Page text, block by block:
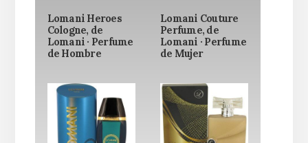
Lomani Heroes
Cologne, de
Lomani · Perfume
de Hombre
Lomani Couture
Perfume, de
Lomani · Perfume
de Mujer